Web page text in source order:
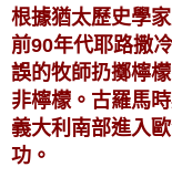
根據猶太歷史學
前90年代耶路撒
誤的牧師扔擲檸
非檸檬。古羅馬
義大利南部進入
功。